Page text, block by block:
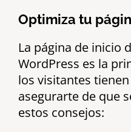
Optimiza tu
La página de inicio
WordPress es la
los visitantes
asegurarte de que
estos consejos: